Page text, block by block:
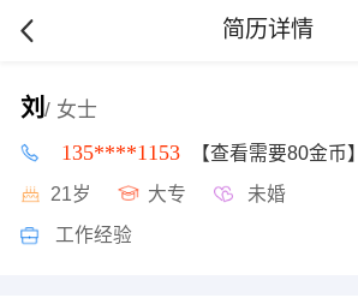
简历详情
刘 / 女士
135****1153 【查看需要80金币】
21岁 大专 未婚
工作经验